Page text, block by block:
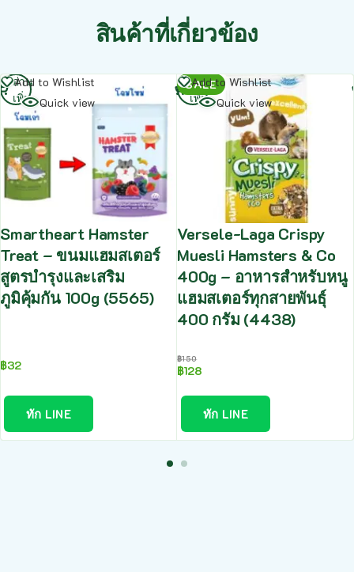
สินค้าที่เกี่ยวข้อง
Add to Wishlist
Quick view
Smartheart Hamster
Treat – ขนมแฮมสเตอร์
สูตรบำรุงและเสริม
ภูมิคุ้มกัน 100g (5565)
฿32
ทัก LINE
อ่าน
เพิ่ม
SALE
Add to Wishlist
Quick view
Versele-Laga Crispy
Muesli Hamsters & Co
400g – อาหารสำหรับหนู
แฮมสเตอร์ทุกสายพันธุ์
400 กรัม (4438)
฿150
฿128
ทัก LINE
อ่าน
เพิ่ม